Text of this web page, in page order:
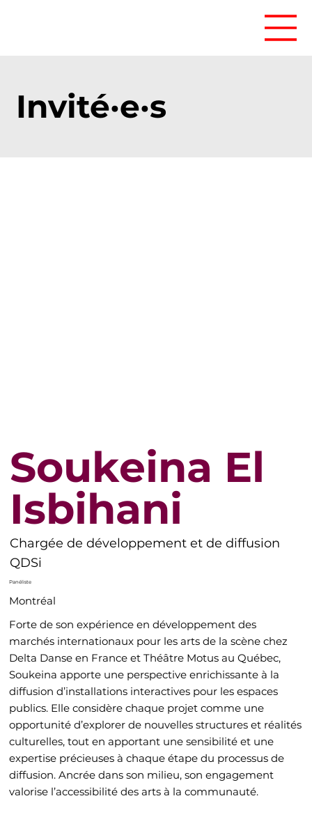
Invité·e·s
Soukeina El
Isbihani
Chargée de développement et de diffusion
QDSi
Panéliste
Montréal
Forte de son expérience en développement des
marchés internationaux pour les arts de la scène chez
Delta Danse en France et Théâtre Motus au Québec,
Soukeina apporte une perspective enrichissante à la
diffusion d’installations interactives pour les espaces
publics. Elle considère chaque projet comme une
opportunité d’explorer de nouvelles structures et réalités
culturelles, tout en apportant une sensibilité et une
expertise précieuses à chaque étape du processus de
diffusion. Ancrée dans son milieu, son engagement
valorise l’accessibilité des arts à la communauté.